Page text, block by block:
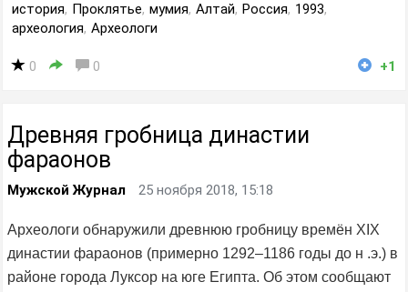
история, Проклятье, мумия, Алтай, Россия, 1993,
археология, Археологи
0 0 +1
Древняя гробница династии
фараонов
Мужской Журнал 25 ноября 2018, 15:18
Археологи обнаружили древнюю гробницу времён XIX
династии фараонов (примерно 1292–1186 годы до н .э.) в
районе города Луксор на юге Египта. Об этом сообщают